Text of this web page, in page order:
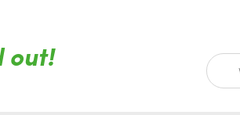
out! Zoeken